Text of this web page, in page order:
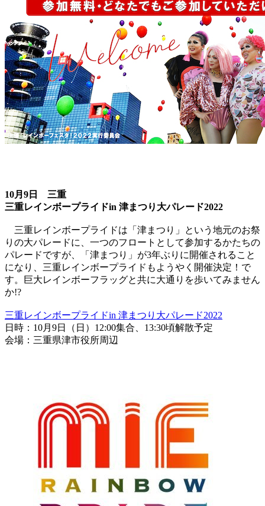
10月9日 三重
三重レインボープライドin 津まつり大パレード2022
三重レインボープライドは「津まつり」という地元のお祭
りの大パレードに、一つのフロートとして参加するかたちの
パレードですが、「津まつり」が3年ぶりに開催されること
になり、三重レインボープライドもようやく開催決定！で
す。巨大レインボーフラッグと共に大通りを歩いてみません
か!?
三重レインボープライドin 津まつり大パレード2022
日時：10月9日（日）12:00集合、13:30頃解散予定
会場：三重県津市役所周辺